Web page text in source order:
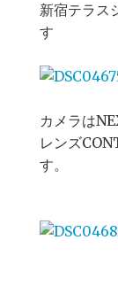
新宿テラス
す
カメラは
レンズ
す。